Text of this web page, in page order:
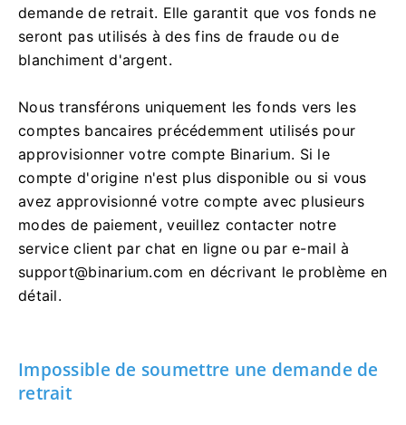
demande de retrait. Elle garantit que vos fonds ne
seront pas utilisés à des fins de fraude ou de
blanchiment d'argent.
Nous transférons uniquement les fonds vers les
comptes bancaires précédemment utilisés pour
approvisionner votre compte Binarium. Si le
compte d'origine n'est plus disponible ou si vous
avez approvisionné votre compte avec plusieurs
modes de paiement, veuillez contacter notre
service client par chat en ligne ou par e-mail à
support@binarium.com en décrivant le problème en
détail.
Impossible de soumettre une demande de
retrait